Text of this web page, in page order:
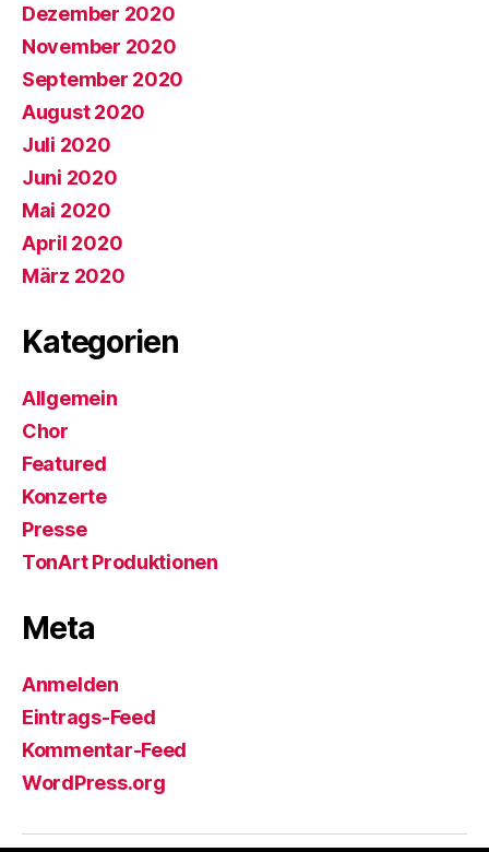
Dezember 2020
November 2020
September 2020
August 2020
Juli 2020
Juni 2020
Mai 2020
April 2020
März 2020
Kategorien
Allgemein
Chor
Featured
Konzerte
Presse
TonArt Produktionen
Meta
Anmelden
Eintrags-Feed
Kommentar-Feed
WordPress.org